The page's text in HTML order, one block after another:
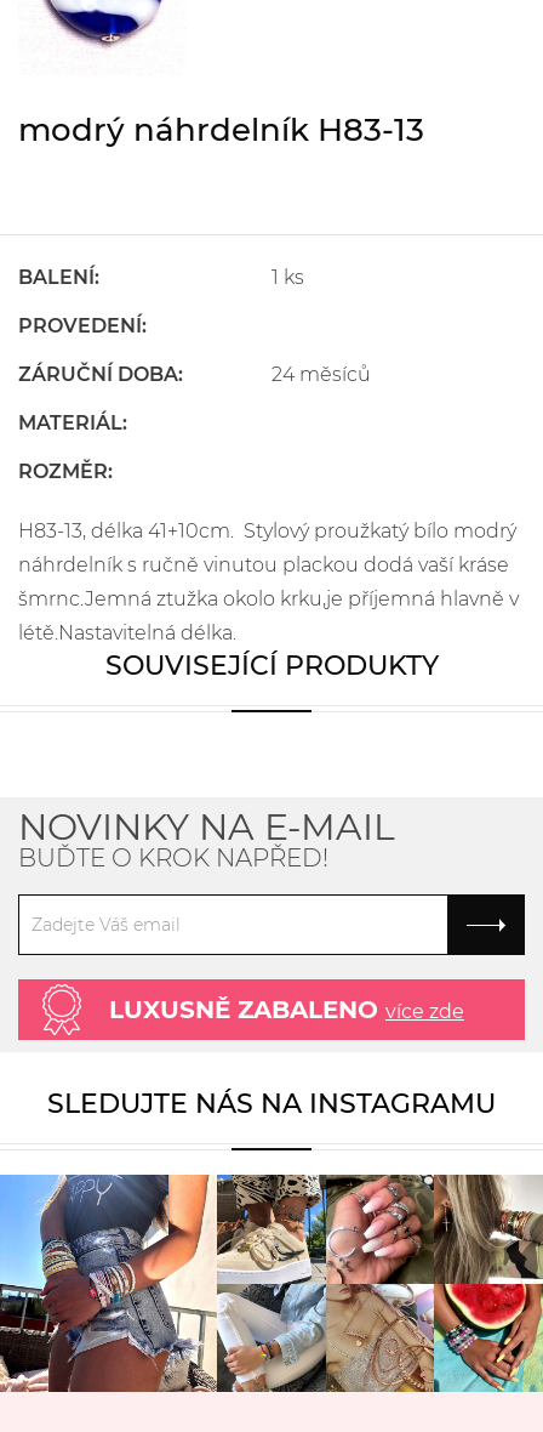
modrý náhrdelník H83-13
BALENÍ: 1 ks
PROVEDENÍ:
ZÁRUČNÍ DOBA: 24 měsíců
MATERIÁL:
ROZMĚR:
H83-13, délka 41+10cm. Stylový proužkatý bílo modrý
náhrdelník s ručně vinutou plackou dodá vaší kráse
šmrnc.Jemná ztužka okolo krku,je příjemná hlavně v
létě.Nastavitelná délka.
SOUVISEJÍCÍ PRODUKTY
NOVINKY NA E-MAIL
BUĎTE O KROK NAPŘED!
LUXUSNĚ ZABALENO více zde
SLEDUJTE NÁS NA INSTAGRAMU